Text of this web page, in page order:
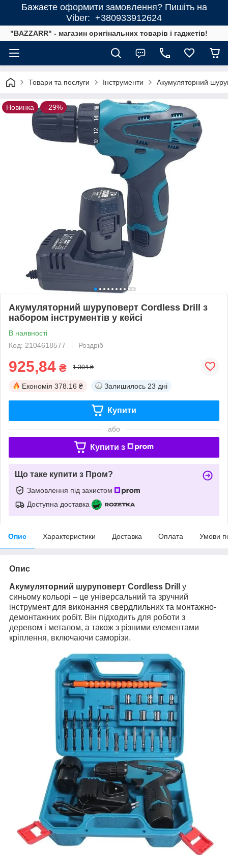
Бажаєте оформити замовлення? Пишіть на
Viber: +380933912624
"BAZZARR" - магазин оригінальних товарів і гаджетів!
Товари та послуги Інструменти Акумуляторний
Новинка –29%
Акумуляторний шуруповерт Cordless Drill з
набором інструментів у кейсі
В наявності
Код: 2104618577
Роздріб
925,84 ₴ 1 304 ₴
Економія 378.16 ₴ Залишилось 23 дні
Купити
або
Купити з
Що таке купити з Пром?
Замовлення під захистом
Доступна доставка
Опис Характеристики Доставка Оплата Умови
Опис
Акумуляторний шуруповерт Cordless Drill у
синьому кольорі – це універсальний та зручний
інструмент для виконання свердлильних та монтажно-
демонтажних робіт. Він підходить для роботи з
деревом і металом, а також з різними елементами
кріплення, включаючи саморізи.